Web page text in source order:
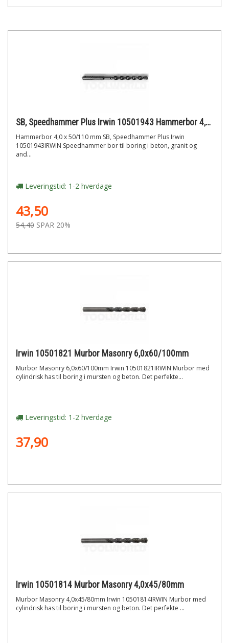
SB, Speedhammer Plus Irwin 10501943 Hammerbor 4,0 x 50/110 mm
Hammerbor 4,0 x 50/110 mm SB, Speedhammer Plus Irwin
10501943IRWIN Speedhammer bor til boring i beton, granit og
and...
Leveringstid: 1-2 hverdage
43,50
54,40 SPAR 20%
Irwin 10501821 Murbor Masonry 6,0x60/100mm
Murbor Masonry 6,0x60/100mm Irwin 10501821IRWIN Murbor med
cylindrisk has til boring i mursten og beton. Det perfekte...
Leveringstid: 1-2 hverdage
37,90
Irwin 10501814 Murbor Masonry 4,0x45/80mm
Murbor Masonry 4,0x45/80mm Irwin 10501814IRWIN Murbor med
cylindrisk has til boring i mursten og beton. Det perfekte ...